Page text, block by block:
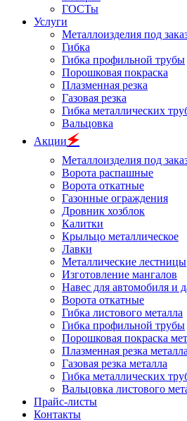
ГОСТы
Услуги
Металлоизделия под
Гибка
Гибка профильной трубы
Порошковая покраска
Плазменная резка
Газовая резка
Гибка металлических
Вальцовка
Акции🗲
Металлоизделия под
Ворота распашные
Ворота откатные
Газонные ограждения
Дровник хозблок
Калитки
Крыльцо металлическое
Лавки
Металлические лестницы
Изготовление мангалов
Навес для автомобиля и
Ворота откатные
Гибка листового металла
Гибка профильной трубы
Порошковая покраска
Плазменная резка металла
Газовая резка металла
Гибка металлических
Вальцовка листового
Прайс-листы
Контакты